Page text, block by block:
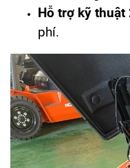
Hỗ trợ kỹ thuật
phí.